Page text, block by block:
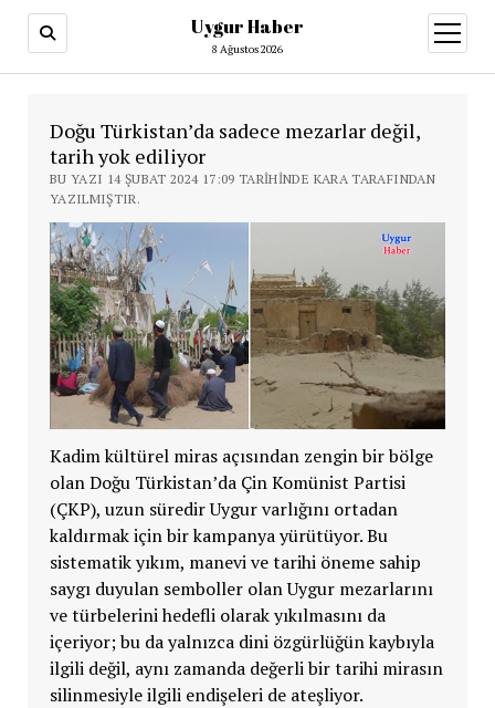
Uygur Haber
8 Ağustos 2026
aç
Doğu Türkistan’da sadece mezarlar değil,
tarih yok ediliyor
BU YAZI 14 ŞUBAT 2024 17:09 TARIHINDE KARA TARAFINDAN
YAZILMIŞTIR.
Kadim kültürel miras açısından zengin bir bölge
olan Doğu Türkistan’da Çin Komünist Partisi
(ÇKP), uzun süredir Uygur varlığını ortadan
kaldırmak için bir kampanya yürütüyor. Bu
sistematik yıkım, manevi ve tarihi öneme sahip
saygı duyulan semboller olan Uygur mezarlarını
ve türbelerini hedefli olarak yıkılmasını da
içeriyor; bu da yalnızca dini özgürlüğün kaybıyla
ilgili değil, aynı zamanda değerli bir tarihi mirasın
silinmesiyle ilgili endişeleri de ateşliyor.